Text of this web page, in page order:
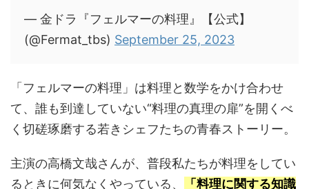
— 金ドラ『フェルマーの料理』【公式】
(@Fermat_tbs) September 25, 2023
「フェルマーの料理」は料理と数学をかけ合わせ
て、誰も到達していない“料理の真理の扉”を開くべ
く切磋琢磨する若きシェフたちの青春ストーリー。
主演の高橋文哉さんが、普段私たちが料理をしてい
るときに何気なくやっている、
「料理に関する知識